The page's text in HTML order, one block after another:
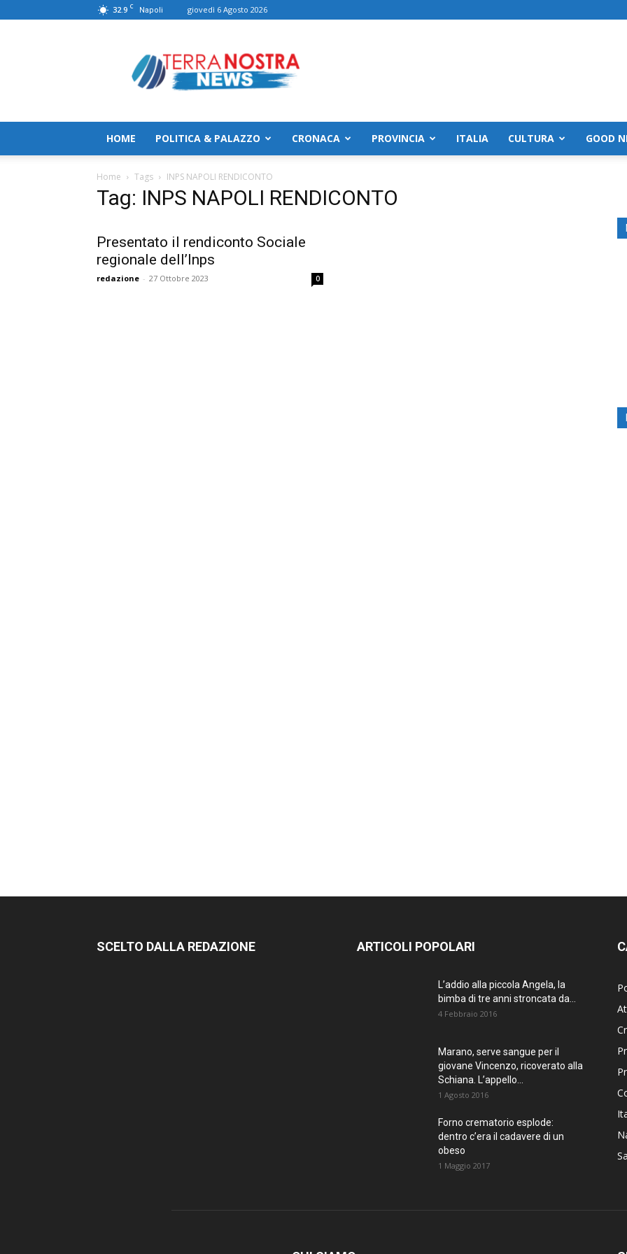
32.9 C Napoli giovedì 6 Agosto 2026
HOME POLITICA & PALAZZO CRONACA PROVINCIA ITALIA CULTURA GOOD
Home Tags INPS NAPOLI RENDICONTO
Tag: INPS NAPOLI RENDICONTO
Presentato il rendiconto Sociale
regionale dell’Inps
redazione - 27 Ottobre 2023 0
SCELTO DALLA REDAZIONE ARTICOLI POPOLARI
L’addio alla piccola Angela, la
bimba di tre anni stroncata da...
4 Febbraio 2016
Marano, serve sangue per il
giovane Vincenzo, ricoverato alla
Schiana. L’appello...
1 Agosto 2016
Forno crematorio esplode:
dentro c’era il cadavere di un
obeso
1 Maggio 2017